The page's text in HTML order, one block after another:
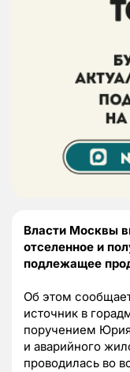
Власти Москвы
отселенное и
подлежащее
Об этом
источник в
поручением Юрия
и аварийного
проводилась во